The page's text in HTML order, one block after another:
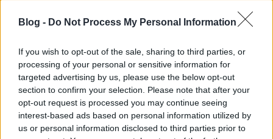
Blog - Do Not Process My Personal Information
If you wish to opt-out of the sale, sharing to third parties, or
processing of your personal or sensitive information for
targeted advertising by us, please use the below opt-out
section to confirm your selection. Please note that after your
opt-out request is processed you may continue seeing
interest-based ads based on personal information utilized by
us or personal information disclosed to third parties prior to
kérvényezni kellene és hektáronként 0,7-2 millió
forint, a hivatal kegyeitől függően, megváltási díjat
kellene fizetnem állambácsinak.
Az erdősültség növelésére eubácsi kötelez
bennünket. Természetes, hogy nem engedjük el
szíre-szóra az erdőket. Amúgy nem lenne elég csak a
zsét kicsengetned a művelési ág
megváltoztatásához. Igazolnod kellene, hogy
közérdekből szeretnéd ezt.